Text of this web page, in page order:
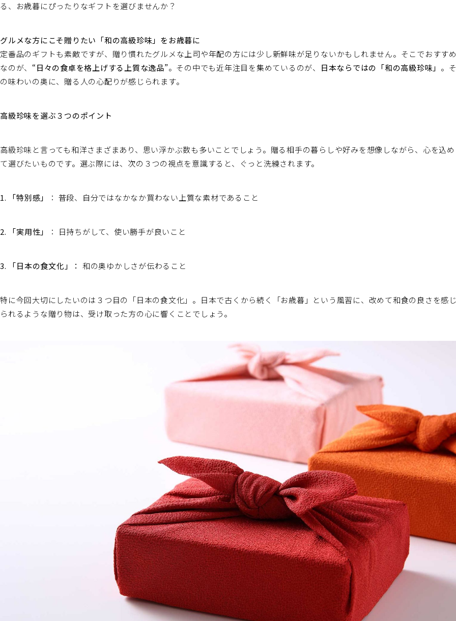
る、お歳暮にぴったりなギフトを選びませんか？
グルメな方にこそ贈りたい「和の高級珍味」をお歳暮に
定番品のギフトも素敵ですが、贈り慣れたグルメな上司や年配の方には少し新鮮味が足りないかもしれません。そこでおすす
なのが、 “日々の食卓を格上げする上質な逸品”。その中でも近年注目を集めているのが、 日本ならではの「和の高級珍味」 。
の味わいの奥に、贈る人の心配りが感じられます。
高級珍味を選ぶ３つのポイント
高級珍味と言っても和洋さまざまあり、思い浮かぶ数も多いことでしょう。贈る相手の暮らしや好みを想像しながら、心を込め
て選びたいものです。選ぶ際には、次の３つの視点を意識すると、ぐっと洗練されます。
1. 「特別感」 ： 普段、自分ではなかなか買わない上質な素材であること
2. 「実用性」 ： 日持ちがして、使い勝手が良いこと
3. 「日本の食文化」： 和の奥ゆかしさが伝わること
特に今回大切にしたいのは３つ目の「日本の食文化」。日本で古くから続く「お歳暮」という風習に、改めて和食の良さを感
られるような贈り物は、受け取った方の心に響くことでしょう。